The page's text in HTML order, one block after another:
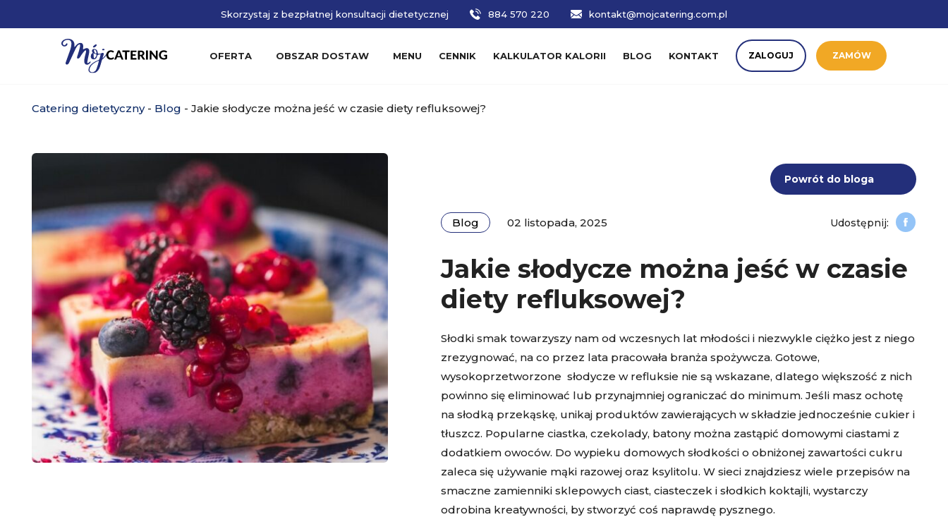
Skorzystaj z bezpłatnej konsultacji dietetycznej 884 570 220 kontakt@mojcatering.com.pl
OFERTA OBSZAR DOSTAW MENU CENNIK KALKULATOR KALORII BLOG KONTAKT ZALOGUJ ZAMÓW
Catering dietetyczny- Blog - Jakie słodycze można jeść w czasie diety refluksowej?
Powrót do bloga
Blog 02 listopada, 2025
Jakie słodycze można jeść w czasie
diety refluksowej?
Słodki smak towarzyszy nam od wczesnych lat młodości i niezwykle ciężko jest z niego
zrezygnować, na co przez lata pracowała branża spożywcza. Gotowe,
wysokoprzetworzone słodycze w refluksie nie są wskazane, dlatego większość z nich
powinno się eliminować lub przynajmniej ograniczać do minimum. Jeśli masz ochotę
na słodką przekąskę, unikaj produktów zawierających w składzie jednocześnie cukier i
tłuszcz. Popularne ciastka, czekolady, batony można zastąpić domowymi ciastami z
dodatkiem owoców. Do wypieku domowych słodkości o obniżonej zawartości cukru
zaleca się używanie mąki razowej oraz ksylitolu. W sieci znajdziesz wiele przepisów na
smaczne zamienniki sklepowych ciast, ciasteczek i słodkich koktajli, wystarczy
odrobina kreatywności, by stworzyć coś naprawdę pysznego.